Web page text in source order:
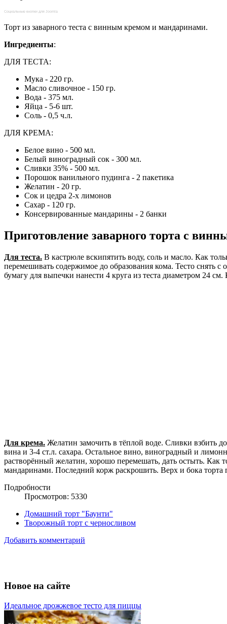
Социальные кнопки для Joomla
Торт из заварного теста с винным кремом и мандаринами.
Ингредиенты:
ДЛЯ ТЕСТА:
Мука - 220 гр.
Масло сливочное - 150 гр.
Вода - 375 мл.
Яйца - 5-6 шт.
Соль - 0,5 ч.л.
ДЛЯ КРЕМА:
Белое вино - 500 мл.
Белый виноградный сок - 300 мл.
Сливки 35% - 500 мл.
Порошок ванильного пудинга - 2 пакетика
Желатин - 20 гр.
Сок и цедра 2-х лимонов
Сахар - 120 гр.
Консервированные мандарины - 2 банки
Приготовление заварного торта с
Для теста. В кастрюле вскипятить воду, соль и масло. Как
перемешивать содержимое до образования кома. Тесто снять
бумагу для выпечки нанести 4 круга из теста диаметром 24
Для крема. Желатин замочить в тёплой воде. Сливки взбить
вина и 3-4 ст.л. сахара. Остальное вино, виноградный и
растворённый желатин, хорошо перемешать, дать остыть. Как
мандаринами. Последний корж раскрошить. Верх и бока
Подробности
Просмотров: 5330
Домашний торт "Баунти"
Творожный торт с черносливом
Добавить комментарий
Новое на сайте
Идеальное дрожжевое тесто для пиццы